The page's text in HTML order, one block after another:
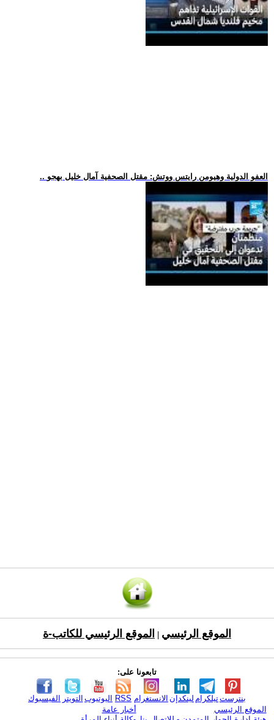
.. العفو الدولية وهيومن رايتس ووتش: مقتل الصحفية آمال خليل بهجو
الموقع الرئيسي الموقع الرئيسي للكاتب-ة
تابعونا على:
الفيسبوك التويتر اليوتيوب RSS الانستغرام لينكدإن تيلكرامبنترست
الموقع الرئيسي
أخبار عامة